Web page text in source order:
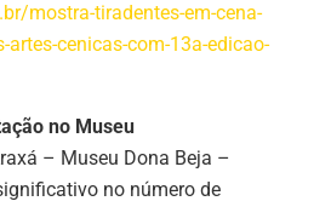
mostra-tiradentes-em-cena-
artes-cenicas-com-13a-edicao-
no Museu
– Museu Dona Beja –
no número de